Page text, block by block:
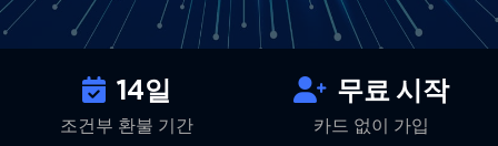
14일
조건부 환불 기간
무료 시작
카드 없이 가입